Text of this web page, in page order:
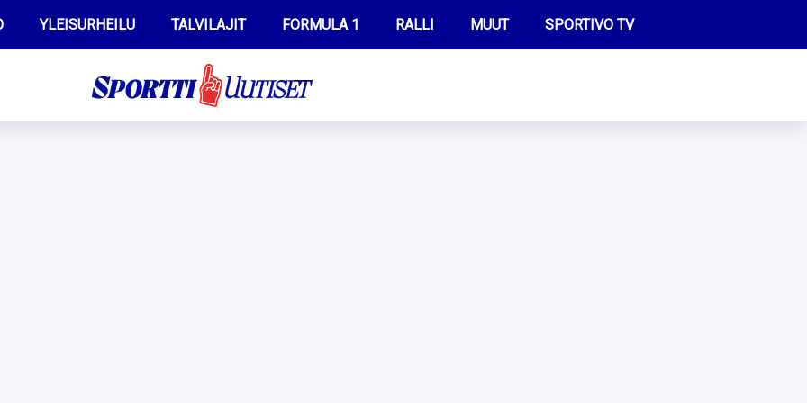
YLEISURHEILU TALVILAJIT FORMULA 1 RALLI MUUT SPORTIVO TV